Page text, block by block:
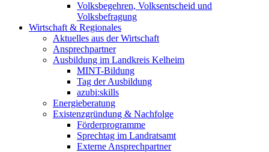
Volksbegehren, Volksentscheid und
Volksbefragung
Wirtschaft & Regionales
Aktuelles aus der Wirtschaft
Ansprechpartner
Ausbildung im Landkreis Kelheim
MINT-Bildung
Tag der Ausbildung
azubi:skills
Energieberatung
Existenzgründung & Nachfolge
Förderprogramme
Sprechtag im Landratsamt
Externe Ansprechpartner